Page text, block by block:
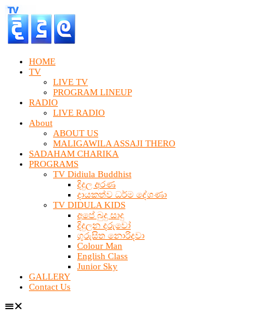
HOME
TV
LIVE TV
PROGRAM LINEUP
RADIO
LIVE RADIO
About
ABOUT US
MALIGAWILA ASSAJI THERO
SADAHAM CHARIKA
PROGRAMS
TV Didiula Buddhist
දිදුල අරණ
දායකත්ව ධර්ම දේශණා
TV DIDULA KIDS
අපේ බුදු සාදු
දිදුලන දරුවෝ
ගුරුසිත නොරිදවා
Colour Man
English Class
Junior Sky
GALLERY
Contact Us